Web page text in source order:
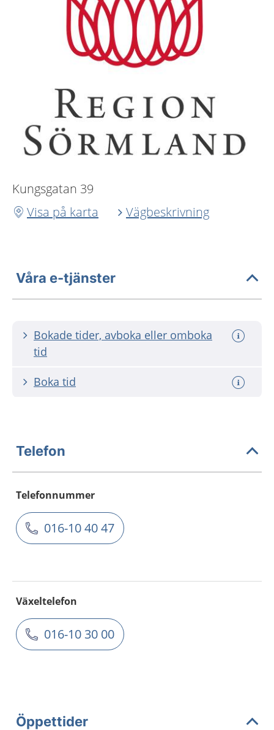
Kungsgatan 39
Visa på karta
Vägbeskrivning
Våra e-tjänster
Bokade tider, avboka eller omboka
tid
Boka tid
Telefon
Telefonnummer
016-10 40 47
Växeltelefon
016-10 30 00
Öppettider